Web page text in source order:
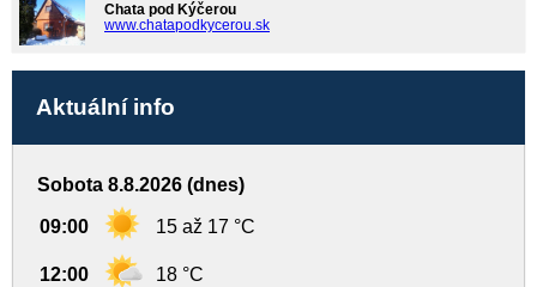
Chata pod Kýčerou
www.chatapodkycerou.sk
Aktuální info
Sobota 8.8.2026 (dnes)
09:00 15 až 17 °C
12:00 18 °C